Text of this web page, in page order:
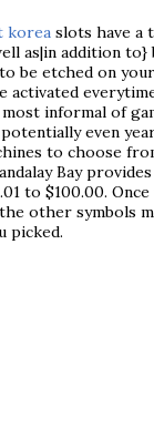
korea slots have a
as|in addition to}
be etched on
activated
informal of
even
to choose
Bay
to $100.00.
other symbols
picked.